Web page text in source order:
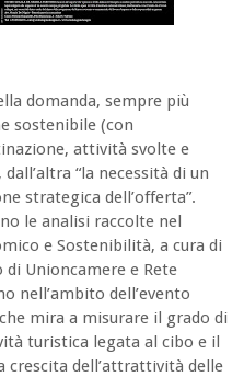
domanda, sempre più
sostenibile (con
attività svolte e
“la necessità di un
strategica dell’offerta”.
le analisi raccolte nel
e Sostenibilità, a cura di
Unioncamere e Rete
nell’ambito dell’evento
mira a misurare il grado di
turistica legata al cibo e il
dell’attrattività delle